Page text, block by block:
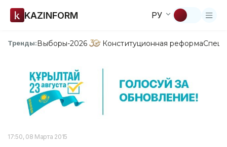
KAZINFORM РУ
Тренды:Выборы-2026 Конституционная реформа
17:50, 08 Марта 2015